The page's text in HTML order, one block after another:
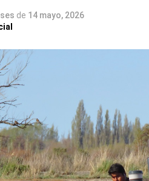
de 14 mayo, 2026